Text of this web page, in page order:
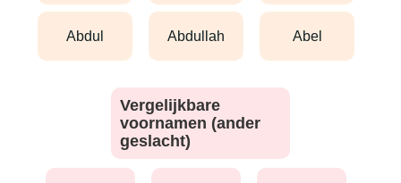
abdul abdullah abel
Vergelijkbare
voornamen (ander
geslacht)